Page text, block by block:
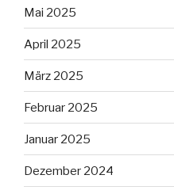
Mai 2025
April 2025
März 2025
Februar 2025
Januar 2025
Dezember 2024